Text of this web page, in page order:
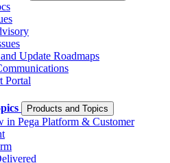
Update Roadmaps
Portal
Products and Topics
in Pega Platform & Customer